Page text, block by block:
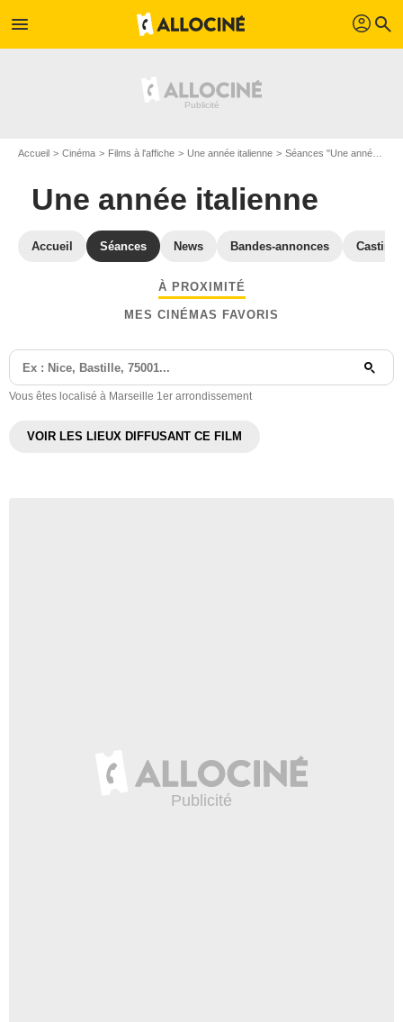
menu profil search
Accueil Cinéma Films à l'affiche Une année italienne Séances "Une année italienne" Marseille
Une année italienne
Accueil Séances News Bandes-annonces Casting
À PROXIMITÉ
MES CINÉMAS FAVORIS
Vous êtes localisé à Marseille 1er arrondissement
VOIR LES LIEUX DIFFUSANT CE FILM